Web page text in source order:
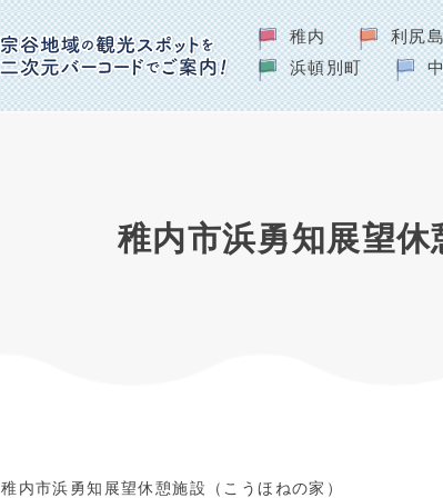
稚内 利尻
浜頓別町
稚内市浜勇知展望
稚内市浜勇知展望休憩施設（こうほねの家）